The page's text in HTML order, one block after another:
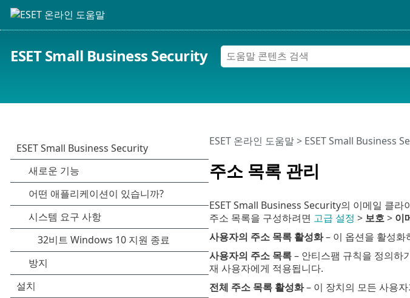
ESET Small Business Security
주소 목록 관리
ESET 온라인 도움말> ESET Small Business
ESET Small Business Security의 이메일 클
주소 목록을 구성하려면 고급 설정 > 보호> 이
사용자의 주소 목록 활성화– 이 옵션을 활성화
사용자의 주소 목록– 안티스팸 규칙을 정의하
재 사용자에게 적용됩니다.
전체 주소 목록 활성화– 이 장치의 모든 사용